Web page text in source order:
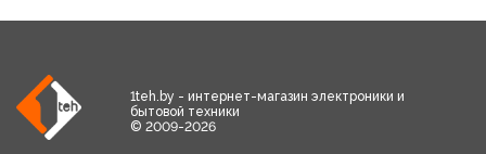
1teh.by - интернет-магазин электроники и
бытовой техники
© 2009-2026